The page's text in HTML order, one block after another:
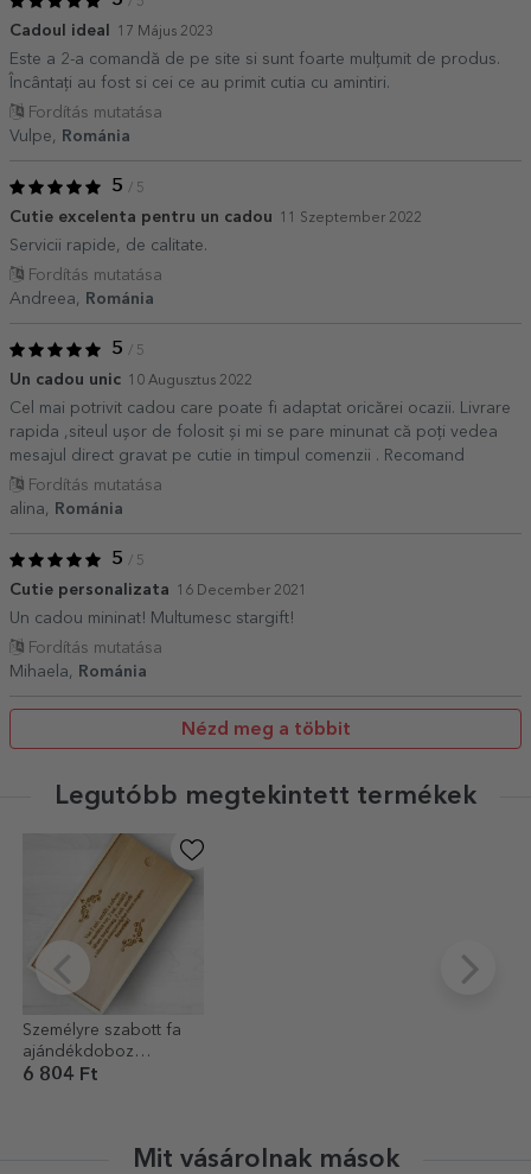
Cadoul ideal 17 Május 2023
Este a 2-a comandă de pe site si sunt foarte mulțumit de produs.
Încântați au fost si cei ce au primit cutia cu amintiri.
Fordítás mutatása
Vulpe,
Románia
5 / 5
Cutie excelenta pentru un cadou 11 Szeptember 2022
Servicii rapide, de calitate.
Fordítás mutatása
Andreea,
Románia
5 / 5
Un cadou unic 10 Augusztus 2022
Cel mai potrivit cadou care poate fi adaptat oricărei ocazii. Livrare
rapida ,siteul ușor de folosit și mi se pare minunat că poți vedea
mesajul direct gravat pe cutie in timpul comenzii . Recomand
Fordítás mutatása
alina,
Románia
5 / 5
Cutie personalizata 16 December 2021
Un cadou mininat! Multumesc stargift!
Fordítás mutatása
Mihaela,
Románia
Nézd meg a többit
Legutóbb megtekintett termékek
Személyre szabott fa
ajándékdoboz
üzenettel
6 804 Ft
Mit vásárolnak mások